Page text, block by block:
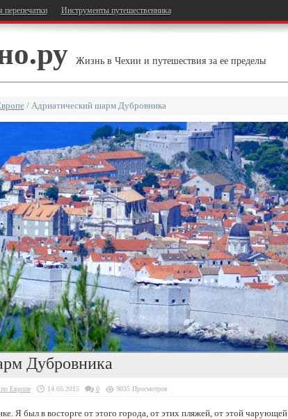
перепечатки Инструменты путешественника
Жизнь в Чехии и путешествия за ее пределы
/ Адриатический шарм Дубровника
Дубровника
Европе 14.05.2015 0 9035 Просмотров
Я был в восторге от этого города, от этих пляжей, от этой чарующей